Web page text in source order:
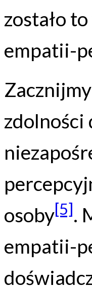
zostało
empatii-
zdolności
osoby[5].
empatii-